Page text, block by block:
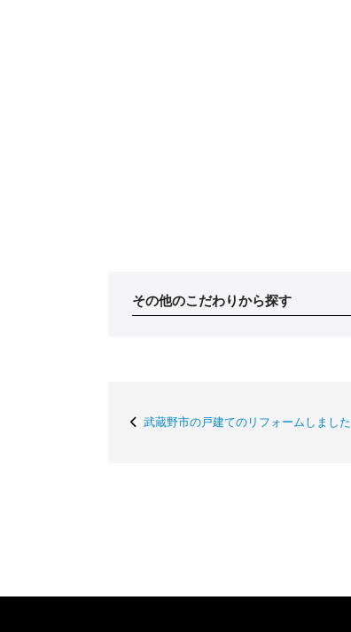
その他のこだわりから探す
武蔵野市の戸建てのリフォームしました